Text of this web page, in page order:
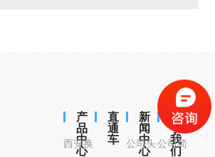
产
品
中
心
西安换
直
通
车
新
闻
中
心
公司头
关
于
我
们
公司简